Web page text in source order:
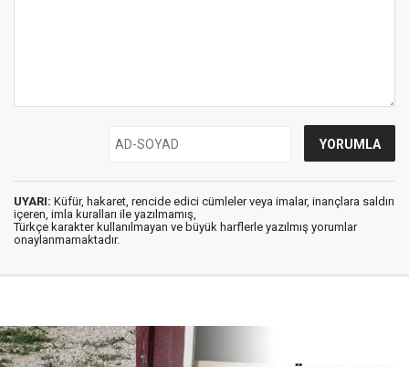
UYARI: Küfür, hakaret, rencide edici cümleler veya imalar, inançlara saldırı
içeren, imla kuralları ile yazılmamış,
Türkçe karakter kullanılmayan ve büyük harflerle yazılmış yorumlar
onaylanmamaktadır.